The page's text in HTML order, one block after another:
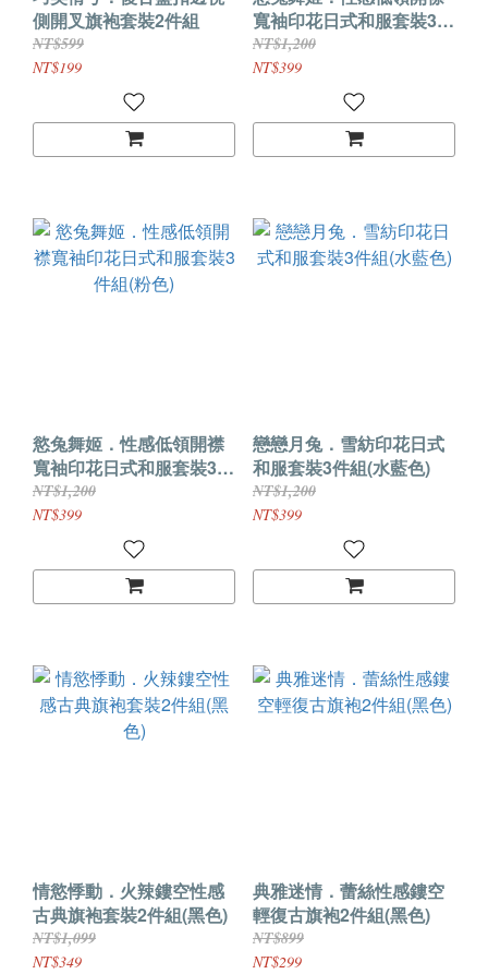
側開叉旗袍套裝2件組
NT$599
NT$199
寬袖印花日式和服套裝3件
組(藏青色)
NT$1,200
NT$399
慾兔舞姬．性感低領開襟
寬袖印花日式和服套裝3件
組(粉色)
NT$1,200
NT$399
戀戀月兔．雪紡印花日式
和服套裝3件組(水藍色)
NT$1,200
NT$399
情慾悸動．火辣鏤空性感
古典旗袍套裝2件組(黑色)
NT$1,099
NT$349
典雅迷情．蕾絲性感鏤空
輕復古旗袍2件組(黑色)
NT$899
NT$299